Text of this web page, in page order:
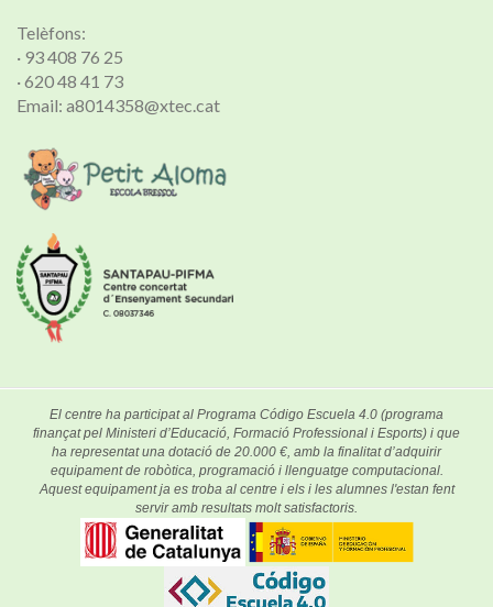
Telèfons:
· 93 408 76 25
· 620 48 41 73
Email: a8014358@xtec.cat
El centre ha participat al Programa Código Escuela 4.0 (programa
finançat pel Ministeri d’Educació, Formació Professional i Esports) i que
ha representat una dotació de 20.000 €, amb la finalitat d’adquirir
equipament de robòtica, programació i llenguatge computacional.
Aquest equipament ja es troba al centre i els i les alumnes l'estan fent
servir amb resultats molt satisfactoris.